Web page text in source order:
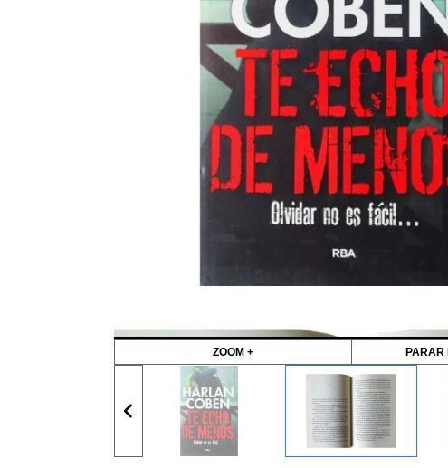
ZOOM + PARAR